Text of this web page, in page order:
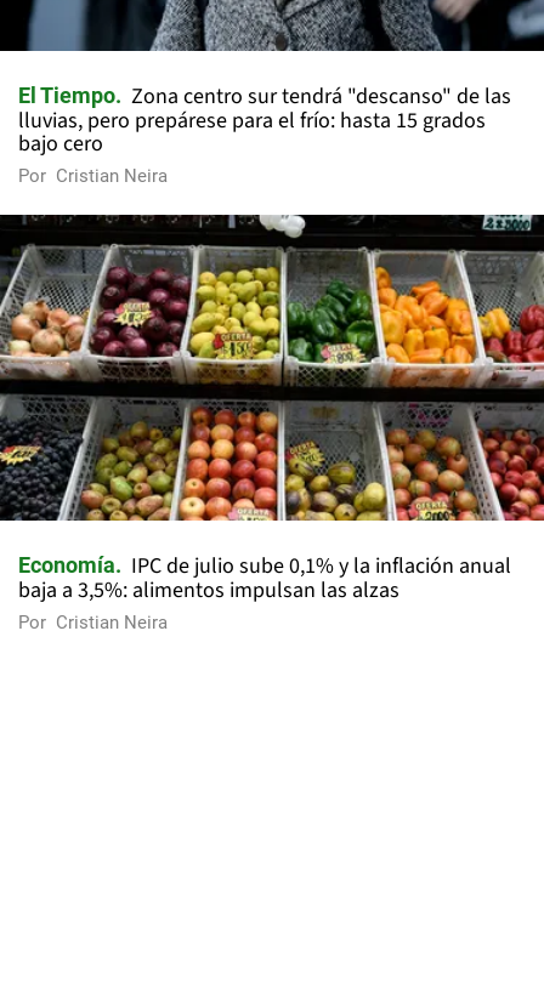
El Tiempo
Zona centro sur tendrá "descanso" de las
lluvias, pero prepárese para el frío: hasta 15 grados
bajo cero
Por Cristian Neira
Economía
IPC de julio sube 0,1% y la inflación anual
baja a 3,5%: alimentos impulsan las alzas
Por Cristian Neira